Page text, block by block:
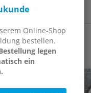
Online-Shop
bestellen.
legen
ein